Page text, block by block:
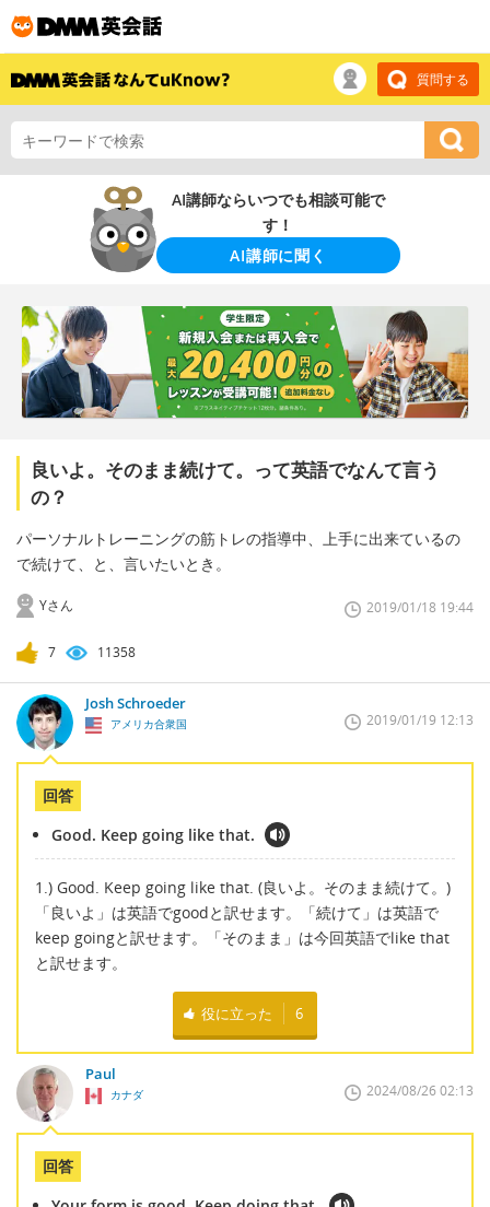
質問する
AI講師ならいつでも相談可能で
す！
AI講師に聞く
良いよ。そのまま続けて。って英語でなんて言う
の？
パーソナルトレーニングの筋トレの指導中、上手に出来ているの
で続けて、と、言いたいとき。
Yさん 2019/01/18 19:44
7 11358
Josh Schroeder
アメリカ合衆国 2019/01/19 12:13
回答
Good. Keep going like that.
1.) Good. Keep going like that. (良いよ。そのまま続けて。)
「良いよ」は英語でgoodと訳せます。「続けて」は英語で
keep goingと訳せます。「そのまま」は今回英語でlike that
と訳せます。
役に立った 6
Paul
カナダ 2024/08/26 02:13
回答